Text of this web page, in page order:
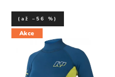
Akce
(až –56 %)